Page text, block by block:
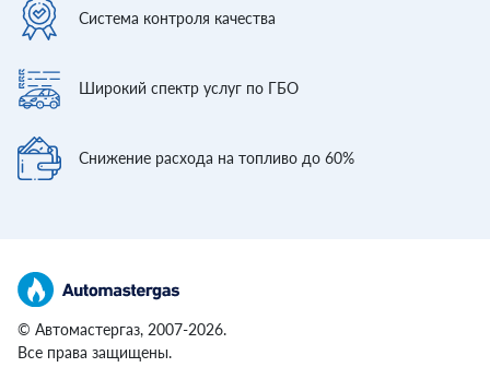
Система контроля качества
Широкий спектр услуг по ГБО
Снижение расхода на топливо до 60%
© Автомастергаз, 2007-2026.
Все права защищены.